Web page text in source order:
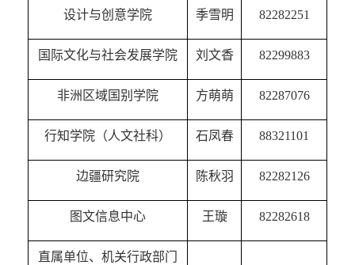
设计与创意学院 季雪明 82282251
国际文化与社会发展学院 刘文香 82299883
非洲区域国别学院 方萌萌 82287076
行知学院（人文社科） 石凤春 88321101
边疆研究院 陈秋羽 82282126
图文信息中心 王璇 82282618
直属单位、机关行政部门